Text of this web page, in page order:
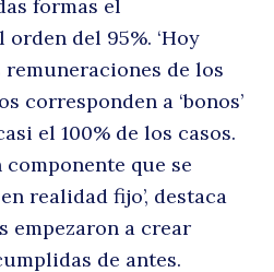
formas el
del 95%. ‘Hoy
remuneraciones de los
corresponden a ‘bonos’
el 100% de los casos.
que se
realidad fijo’, destaca
empezaron a crear
de antes.